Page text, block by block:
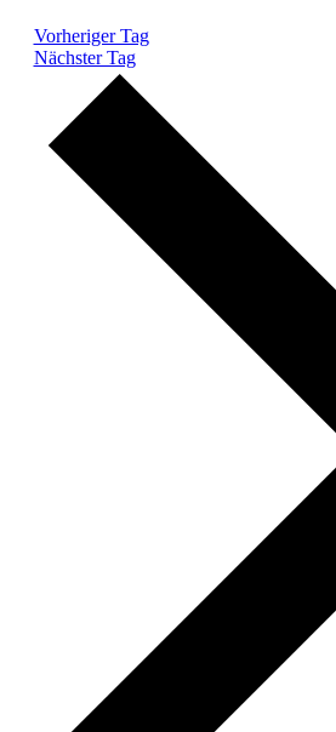
Vorheriger Tag
Nächster Tag